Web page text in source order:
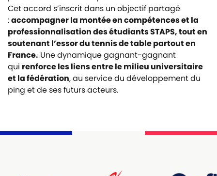
Cet accord s’inscrit dans un objectif partagé
:accompagner la montée en compétences et la
professionnalisation des étudiants STAPS, tout en
soutenant l’essor du tennis de table partout en
France. Une dynamique gagnant-gagnant
qui renforce les liens entre le milieu universitaire
et la fédération, au service du développement du
ping et de ses futurs acteurs.